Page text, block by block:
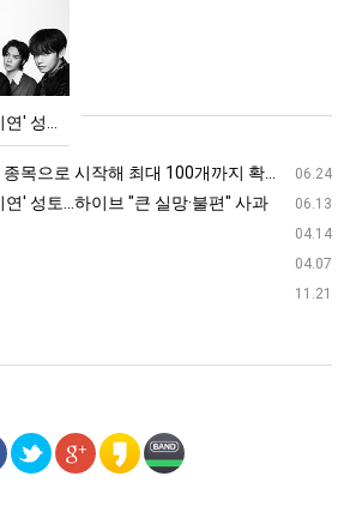
불편" 사과
06.24
구체적인 거래 대상 ETF는 아직 확정되지 않았지만, 시장 대표성이나 거래량을 고려해 선정할 계획이다.
06.13
' 성토…하이브 "큰 실망·불편" 사과
04.14
04.07
11.21